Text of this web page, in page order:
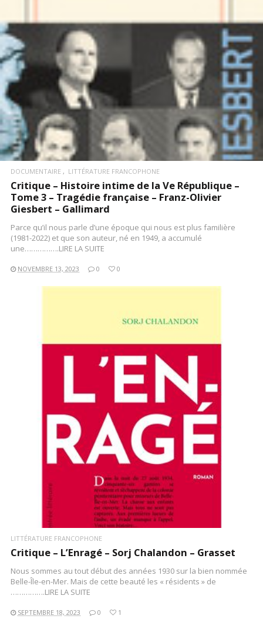
DOCUMENTAIRE LITTÉRATURE FRANCOPHONE
Critique – Histoire intime de la Ve République –
Tome 3 – Tragédie française – Franz-Olivier
Giesbert – Gallimard
Parce qu’il nous parle d’une époque qui nous est plus familière
(1981-2022) et que son auteur, né en 1949, a accumulé
une…………….LIRE LA SUITE
NOVEMBRE 13, 2023 0 0
LIRE LA SUITE
LITTÉRATURE FRANCOPHONE
Critique – L’Enragé – Sorj Chalandon – Grasset
Nous sommes au tout début des années 1930 sur la bien nommée
Belle-Île-en-Mer. Mais de cette beauté les « résidents » de
…………….LIRE LA SUITE
SEPTEMBRE 18, 2023 0 1